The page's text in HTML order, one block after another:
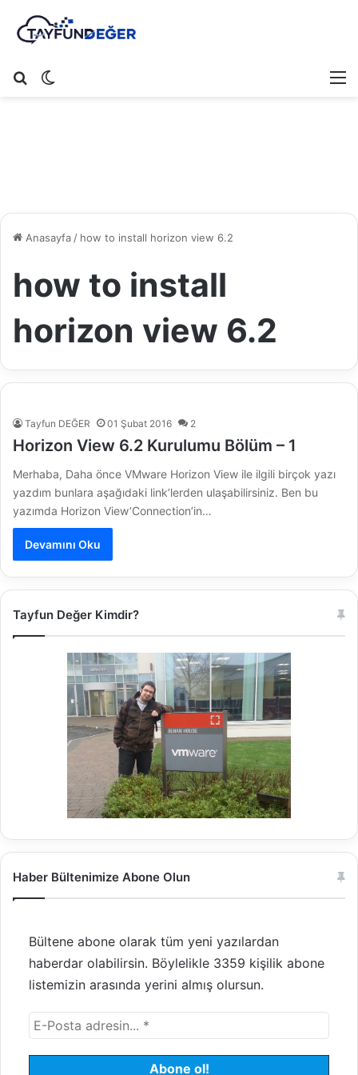
Arama yap ...
Anasayfa/ how to install horizon view 6.2
how to install
horizon view 6.2
Tayfun DEĞER 01 Şubat 2016 2
Horizon View 6.2 Kurulumu Bölüm – 1
Merhaba, Daha önce VMware Horizon View ile ilgili birçok yazı
yazdım bunlara aşağıdaki link’lerden ulaşabilirsiniz. Ben bu
yazımda Horizon View’Connection’in…
Devamını Oku
Tayfun Değer Kimdir?
Haber Bültenimize Abone Olun
Bültene abone olarak tüm yeni yazılardan
haberdar olabilirsin. Böylelikle 3359 kişilik abone
listemizin arasında yerini almış olursun.